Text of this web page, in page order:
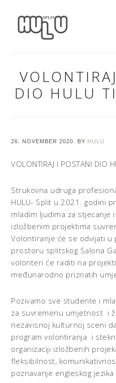
DIO HULU
26. NOVEMBER 2020. BY HULU
VOLONTIRAJ I POSTANI DIO
Strukovna udruga
HULU- Split u 2021. godini
mladim ljudima za stjecanje
izložbenim projektima
Volontiranje će se odvijati u
prostoru splitskog Salona
volonteri će raditi na
međunarodno priznatih
Pozivamo sve studente i
za suvremenu umjetnost i
nezavisnoj kulturnoj sceni
program volontiranja i
organizaciji izložbenih
fleksibilnost,
poznavanje engleskog